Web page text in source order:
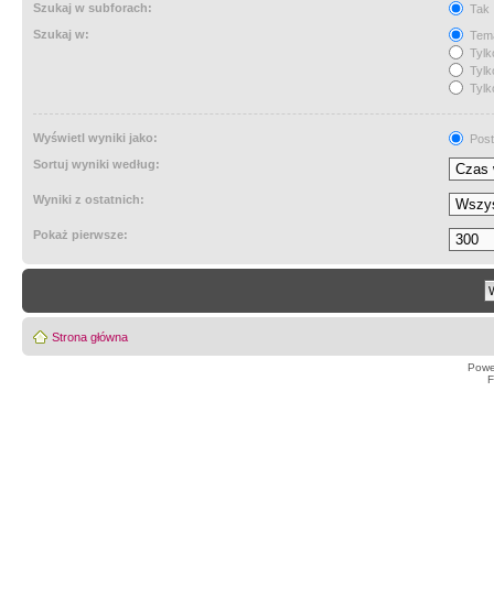
Szukaj w subforach:
Tak
Szukaj w:
Wyświetl wyniki jako:
Sortuj wyniki według:
Wyniki z ostatnich:
Pokaż pierwsze:
Strona główna